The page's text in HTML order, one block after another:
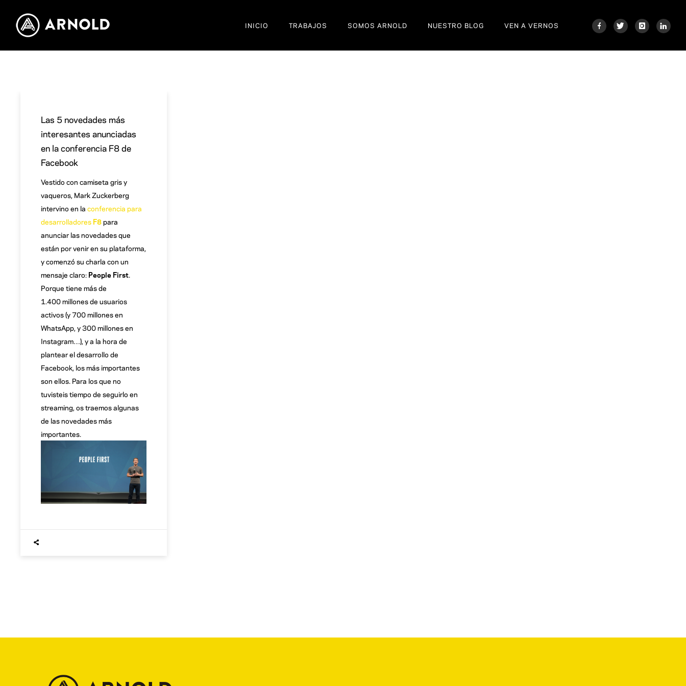
INICIO TRABAJOS SOMOS ARNOLD NUESTRO BLOG VEN A VERNOS
Las 5 novedades más
interesantes anunciadas
en la conferencia F8 de
Facebook
Vestido con camiseta gris y
vaqueros, Mark Zuckerberg
intervino en la conferencia para
desarrolladores F8para
anunciar las novedades que
están por venir en su plataforma,
y comenzó su charla con un
mensaje claro: People First.
Porque tiene más de
1.400 millones de usuarios
activos (y 700 millones en
WhatsApp, y 300 millones en
Instagram…), y a la hora de
plantear el desarrollo de
Facebook, los más importantes
son ellos. Para los que no
tuvisteis tiempo de seguirlo en
streaming, os traemos algunas
de las novedades más
importantes.